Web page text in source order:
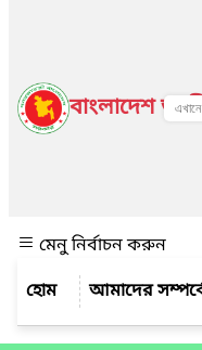
বাংলাদেশ
মেনু নির্বাচন করুন
আমাদের